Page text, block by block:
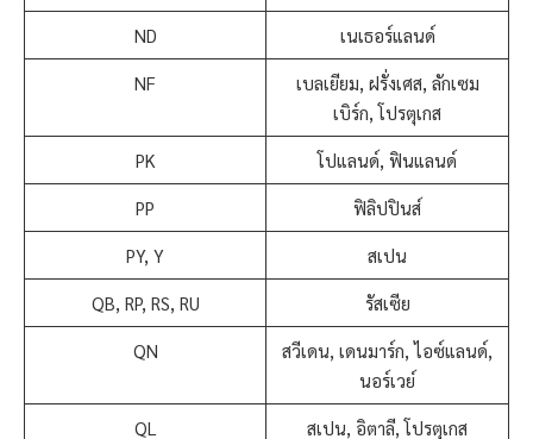
ND เนเธอร์แลนด์
NF
เบลเยียม, ฝรั่งเศส, ลักเซม
เบิร์ก, โปรตุเกส
PK โปแลนด์, ฟินแลนด์
PP ฟิลิปปินส์
PY, Y สเปน
QB, RP, RS, RU รัสเซีย
QN
สวีเดน, เดนมาร์ก, ไอซ์แลนด์,
นอร์เวย์
QL สเปน, อิตาลี, โปรตุเกส